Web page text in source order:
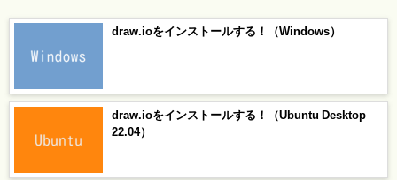
draw.ioをインストールする！（Windows）
draw.ioをインストールする！（Ubuntu Desktop
22.04）